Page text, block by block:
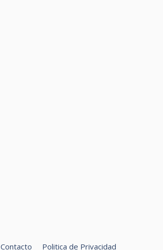
Contacto Politica de Privacidad